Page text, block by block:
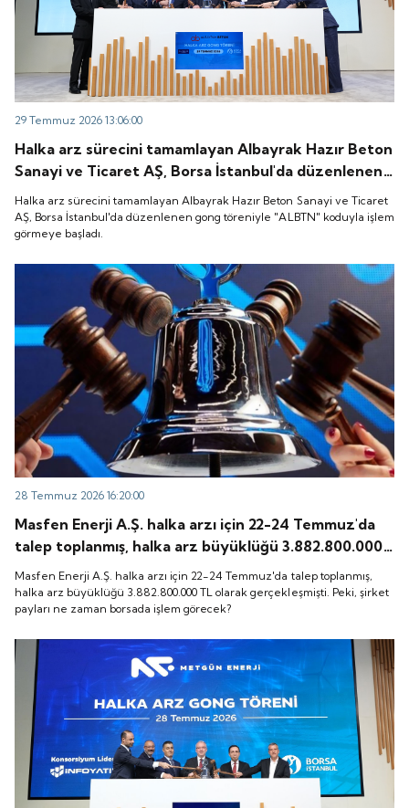
29 Temmuz 2026 13:06:00
Halka arz sürecini tamamlayan Albayrak Hazır Beton
Sanayi ve Ticaret AŞ, Borsa İstanbul'da düzenlenen
gong töreniyle "ALBTN" koduyla işlem görmeye
başladı.
Halka arz sürecini tamamlayan Albayrak Hazır Beton Sanayi ve Ticaret
AŞ, Borsa İstanbul'da düzenlenen gong töreniyle "ALBTN" koduyla işlem
görmeye başladı.
28 Temmuz 2026 16:20:00
Masfen Enerji A.Ş. halka arzı için 22-24 Temmuz'da
talep toplanmış, halka arz büyüklüğü 3.882.800.000
TL olarak gerçekleşmişti. Peki, şirket payları ne
zaman borsada işlem görecek?
Masfen Enerji A.Ş. halka arzı için 22-24 Temmuz'da talep toplanmış,
halka arz büyüklüğü 3.882.800.000 TL olarak gerçekleşmişti. Peki, şirket
payları ne zaman borsada işlem görecek?